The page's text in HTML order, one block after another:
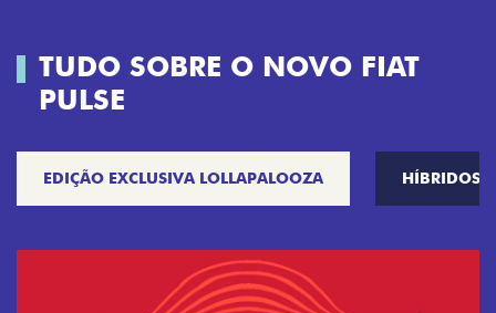
TUDO SOBRE O NOVO FIAT
PULSE
EDIÇÃO EXCLUSIVA LOLLAPALOOZA HÍBRIDOS